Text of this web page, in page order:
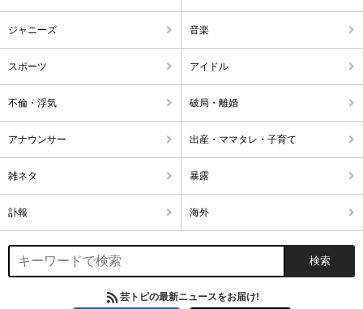
ジャニーズ 音楽
スポーツ アイドル
不倫・浮気 破局・離婚
アナウンサー 出産・ママタレ・子育て
雑ネタ 暴露
訃報 海外
芸トピの最新ニュースをお届け!